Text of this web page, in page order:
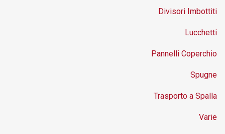
Divisori Imbottiti
Lucchetti
Pannelli Coperchio
Spugne
Trasporto a Spalla
Varie